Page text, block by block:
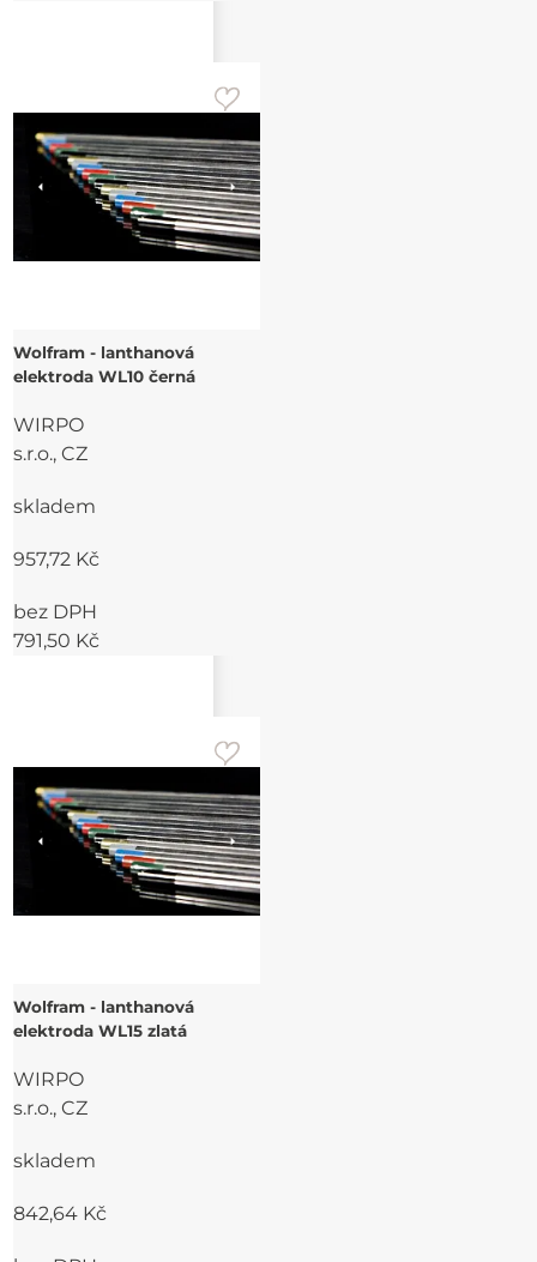
Wolfram - lanthanová
elektroda WL10 černá
WIRPO
s.r.o., CZ
skladem
957,72 Kč
bez DPH
791,50 Kč
Wolfram - lanthanová
elektroda WL15 zlatá
WIRPO
s.r.o., CZ
skladem
842,64 Kč